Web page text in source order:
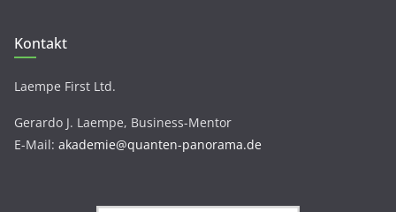
Kontakt
Laempe First Ltd.
Gerardo J. Laempe, Business-Mentor
E-Mail: akademie@quanten-panorama.de